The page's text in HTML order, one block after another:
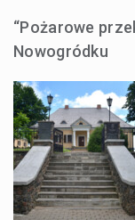
“Pożarowe
Nowogródku